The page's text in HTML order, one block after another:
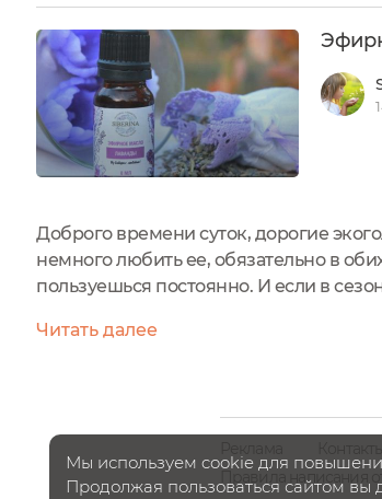
Доброго времени суток, дорогие
немного любить ее, обязательно в
пользуешься постоянно. И если в
сейчас или лето. Я люблю...
Читать далее
Правила написания
Мы используем cookie для
Продолжая пользоваться сайтом вы